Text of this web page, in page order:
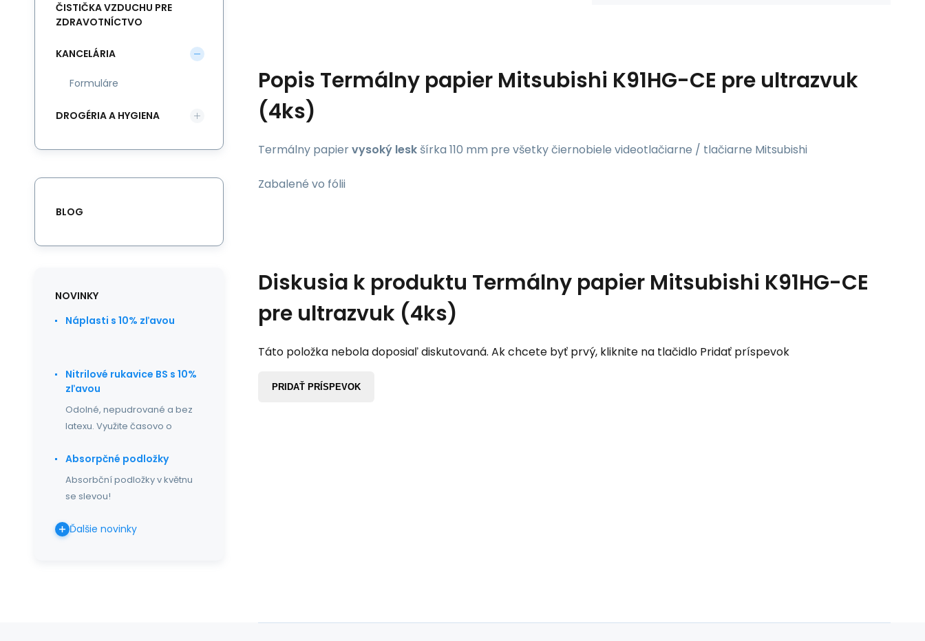
Popis Termálny papier Mitsubishi K91HG-CE pre ultrazvuk
(4ks)
Termálny papiervysoký lesk šírka 110 mm pre všetky čiernobiele videotlačiarne / tlačiarne Mitsubishi
Zabalené vo fólii
Diskusia k produktu Termálny papier Mitsubishi K91HG-CE
pre ultrazvuk (4ks)
Táto položka nebola doposiaľ diskutovaná. Ak chcete byť prvý, kliknite na tlačidlo Pridať príspevok
PRIDAŤ PRÍSPEVOK
ČISTIČKA VZDUCHU PRE
ZDRAVOTNÍCTVO
KANCELÁRIA
Formuláre
DROGÉRIA A HYGIENA
BLOG
NOVINKY
Náplasti s 10% zľavou
Nitrilové rukavice BS s 10%
zľavou
Odolné, nepudrované a bez
latexu. Využite časovo o
Absorpčné podložky
Absorbční podložky v květnu
se slevou!
Ďalšie novinky